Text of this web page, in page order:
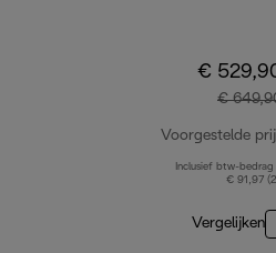
€
€
Voorgestelde
Inclusief btw-bedrag
€ 91,97
Vergelijken